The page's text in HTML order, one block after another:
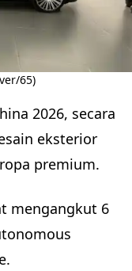
65)
2026, secara
eksterior
premium.
mengangkut 6